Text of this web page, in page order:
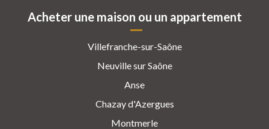
Acheter une maison ou un appartement
Villefranche-sur-Saône
Neuville sur Saône
Anse
Chazay d'Azergues
Montmerle